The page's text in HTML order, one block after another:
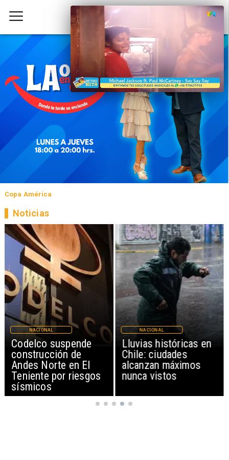
Copa América
Lluvias históricas en
Chile: ciudades
alcanzan máximos
nunca vistos
NACIONAL
Chile pionero en
Latinoamérica en
fortificar leche y harina
con Vitamina D
MAGAZINE
Noticias